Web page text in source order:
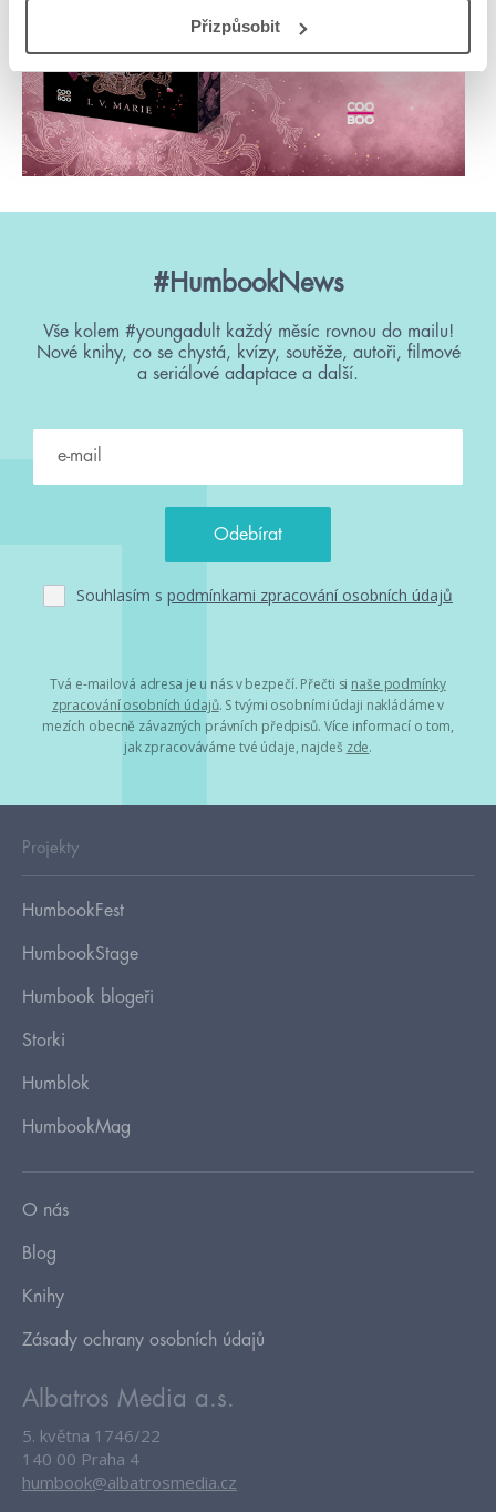
Přizpůsobit
#HumbookNews
Vše kolem #youngadult každý měsíc rovnou do mailu!
Nové knihy, co se chystá, kvízy, soutěže, autoři, filmové
a seriálové adaptace a další.
Souhlasím s podmínkami zpracování osobních údajů
Tvá e-mailová adresa je u nás v bezpečí. Přečti si naše podmínky
zpracování osobních údajů. S tvými osobními údaji nakládáme v
mezích obecně závazných právních předpisů. Více informací o tom,
jak zpracováváme tvé údaje, najdeš zde.
Projekty
HumbookFest
HumbookStage
Humbook blogeři
Storki
Humblok
HumbookMag
O nás
Blog
Knihy
Zásady ochrany osobních údajů
Albatros Media a.s.
5. května 1746/22
140 00 Praha 4
humbook@albatrosmedia.cz